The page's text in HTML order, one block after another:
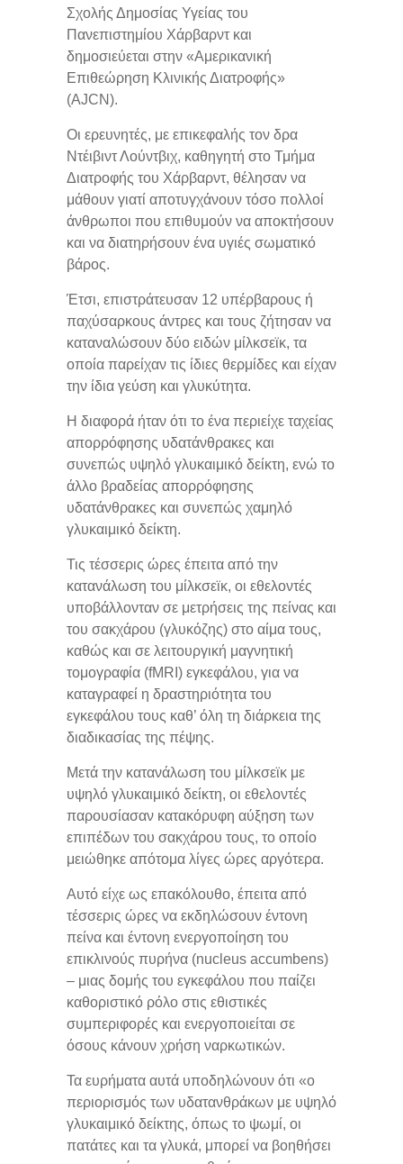
Σχολής Δημοσίας Υγείας του
Πανεπιστημίου Χάρβαρντ και
δημοσιεύεται στην «Αμερικανική
Επιθεώρηση Κλινικής Διατροφής»
(AJCN).
Οι ερευνητές, με επικεφαλής τον δρα
Ντέιβιντ Λούντβιχ, καθηγητή στο Τμήμα
Διατροφής του Χάρβαρντ, θέλησαν να
μάθουν γιατί αποτυγχάνουν τόσο πολλοί
άνθρωποι που επιθυμούν να αποκτήσουν
και να διατηρήσουν ένα υγιές σωματικό
βάρος.
Έτσι, επιστράτευσαν 12 υπέρβαρους ή
παχύσαρκους άντρες και τους ζήτησαν να
καταναλώσουν δύο ειδών μίλκσεϊκ, τα
οποία παρείχαν τις ίδιες θερμίδες και είχαν
την ίδια γεύση και γλυκύτητα.
Η διαφορά ήταν ότι το ένα περιείχε ταχείας
απορρόφησης υδατάνθρακες και
συνεπώς υψηλό γλυκαιμικό δείκτη, ενώ το
άλλο βραδείας απορρόφησης
υδατάνθρακες και συνεπώς χαμηλό
γλυκαιμικό δείκτη.
Τις τέσσερις ώρες έπειτα από την
κατανάλωση του μίλκσεϊκ, οι εθελοντές
υποβάλλονταν σε μετρήσεις της πείνας και
του σακχάρου (γλυκόζης) στο αίμα τους,
καθώς και σε λειτουργική μαγνητική
τομογραφία (fMRI) εγκεφάλου, για να
καταγραφεί η δραστηριότητα του
εγκεφάλου τους καθ’ όλη τη διάρκεια της
διαδικασίας της πέψης.
Μετά την κατανάλωση του μίλκσεϊκ με
υψηλό γλυκαιμικό δείκτη, οι εθελοντές
παρουσίασαν κατακόρυφη αύξηση των
επιπέδων του σακχάρου τους, το οποίο
μειώθηκε απότομα λίγες ώρες αργότερα.
Αυτό είχε ως επακόλουθο, έπειτα από
τέσσερις ώρες να εκδηλώσουν έντονη
πείνα και έντονη ενεργοποίηση του
επικλινούς πυρήνα (nucleus accumbens)
– μιας δομής του εγκεφάλου που παίζει
καθοριστικό ρόλο στις εθιστικές
συμπεριφορές και ενεργοποιείται σε
όσους κάνουν χρήση ναρκωτικών.
Τα ευρήματα αυτά υποδηλώνουν ότι «ο
περιορισμός των υδατανθράκων με υψηλό
γλυκαιμικό δείκτης, όπως το ψωμί, οι
πατάτες και τα γλυκά, μπορεί να βοηθήσει